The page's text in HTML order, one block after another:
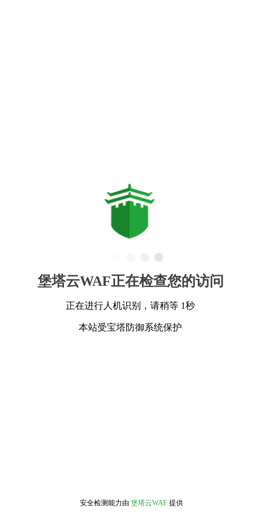
堡塔云WAF正在检查您的访问
正在进行人机识别，请稍等 1秒
本站受宝塔防御系统保护
安全检测能力由 堡塔云WAF 提供